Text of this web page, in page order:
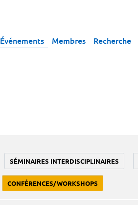
Événements Membres Recherche
SÉMINAIRES INTERDISCIPLINAIRES
CONFÉRENCES/WORKSHOPS